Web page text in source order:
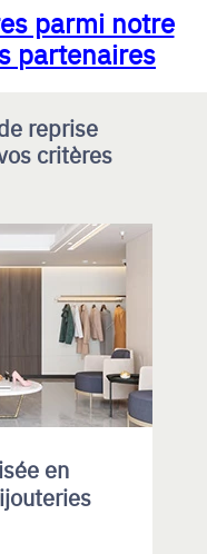
parmi notre
partenaires
reprise
critères
en